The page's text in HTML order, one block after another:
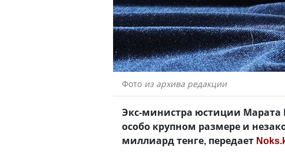
Фото из архива редакции
Экс-министра юстиции Марата
особо крупном размере и
миллиард тенге, передает